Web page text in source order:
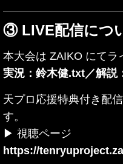
③ LIVE配信につ
本大会は ZAIKO にてラ
実況：鈴木健.txt／解説
天プロ応援特典付き配
す。
▶ 視聴ページ
https://